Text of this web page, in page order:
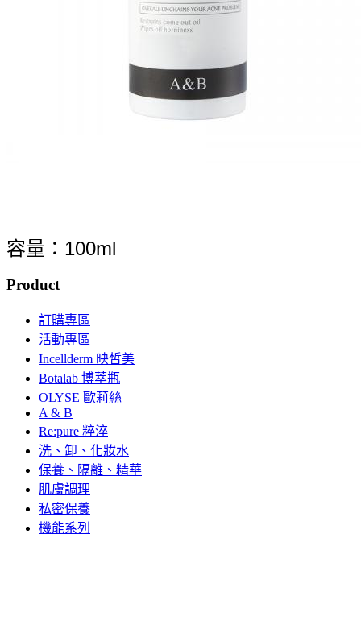
容量：100ml
Product
訂購專區
活動專區
Incellderm 映皙美
Botalab 博萃瓶
OLYSE 歐莉絲
A & B
Re:pure 粹淬
洗、卸、化妝水
保養、隔離、精華
肌膚調理
私密保養
機能系列